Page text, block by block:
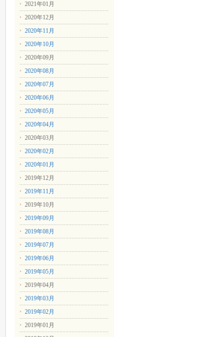
2021年01月
2020年12月
2020年11月
2020年10月
2020年09月
2020年08月
2020年07月
2020年06月
2020年05月
2020年04月
2020年03月
2020年02月
2020年01月
2019年12月
2019年11月
2019年10月
2019年09月
2019年08月
2019年07月
2019年06月
2019年05月
2019年04月
2019年03月
2019年02月
2019年01月